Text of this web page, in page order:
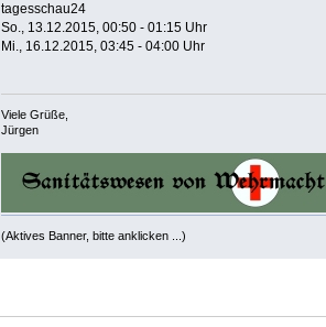
tagesschau24
So., 13.12.2015, 00:50 - 01:15 Uhr
Mi., 16.12.2015, 03:45 - 04:00 Uhr
Viele Grüße,
Jürgen
(Aktives Banner, bitte anklicken ...)